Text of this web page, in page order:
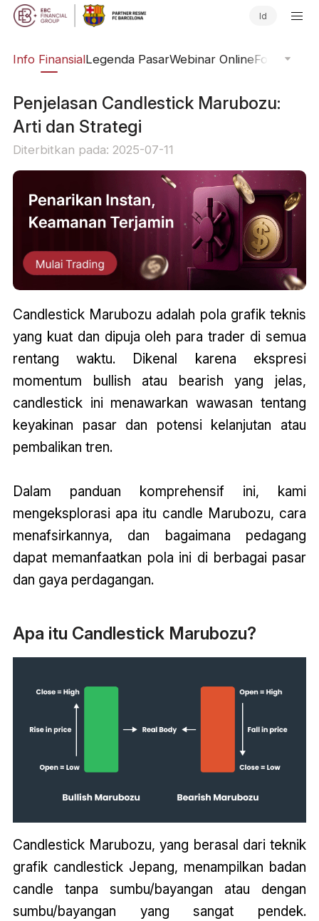
Id
Info FinansialLegenda PasarWebinar OnlineFokus
Penjelasan Candlestick Marubozu:
Arti dan Strategi
Diterbitkan pada: 2025-07-11
Candlestick Marubozu adalah pola grafik teknis
yang kuat dan dipuja oleh para trader di semua
rentang waktu. Dikenal karena ekspresi
momentum bullish atau bearish yang jelas,
candlestick ini menawarkan wawasan tentang
keyakinan pasar dan potensi kelanjutan atau
pembalikan tren.
Dalam panduan komprehensif ini, kami
mengeksplorasi apa itu candle Marubozu, cara
menafsirkannya, dan bagaimana pedagang
dapat memanfaatkan pola ini di berbagai pasar
dan gaya perdagangan.
Apa itu Candlestick Marubozu?
Candlestick Marubozu, yang berasal dari teknik
grafik candlestick Jepang, menampilkan badan
candle tanpa sumbu/bayangan atau dengan
sumbu/bayangan yang sangat pendek.